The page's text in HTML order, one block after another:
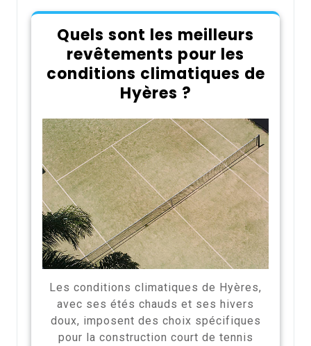
Quels sont les meilleurs
revêtements pour les
conditions climatiques de
Hyères ?
Les conditions climatiques de Hyères,
avec ses étés chauds et ses hivers
doux, imposent des choix spécifiques
pour la construction court de tennis